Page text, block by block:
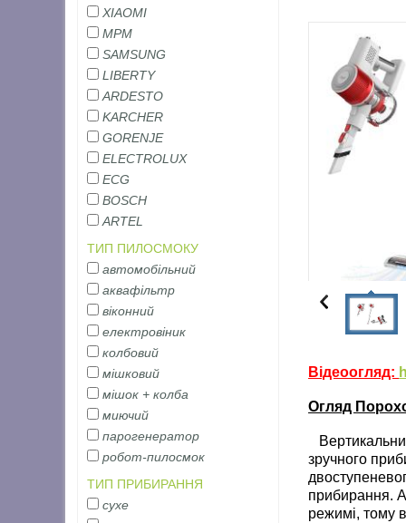
Відеоогляд:
Огляд
зручного
прибирання.
режимі, тому
XIAOMI
MPM
SAMSUNG
LIBERTY
ARDESTO
KARCHER
GORENJE
ELECTROLUX
ECG
BOSCH
ARTEL
ТИП ПИЛОСМОКУ
автомобільний
аквафільтр
віконний
електровіник
колбовий
мішковий
мішок + колба
миючий
парогенератор
робот-пилосмок
ТИП ПРИБИРАННЯ
сухе